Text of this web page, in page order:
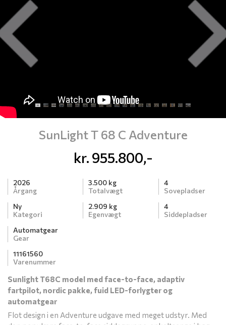
Previous Next
SunLight T 68 C Adventure
kr. 955.800,-
2026
Årgang
3.500 kg
Totalvægt
4
Sovepladser
Ny
Kategori
2.909 kg
Egenvægt
4
Siddepladser
Automatgear
Gear
11161560
Varenummer
Sunlight T68C model med face-to-face, adaptiv
fartpilot, nordic pakke, fuid LED-forlygter og
automatgear
Flot design i en Adventure udgave med meget udstyr. Med